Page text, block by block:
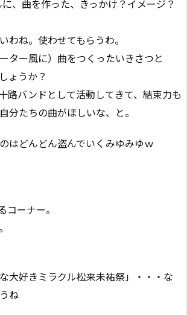
、曲を作った、きっかけ？イメージ？
わね。使わせてもらうわ。
ター風に）曲をつくったいきさつと
ょうか？
路バンドとして活動してきて、結束力も
分たちの曲がほしいな、と。
はどんどん盗んでいくみゆみゆｗ
コーナー。
大好きミラクル松来未祐祭」・・・な
ね